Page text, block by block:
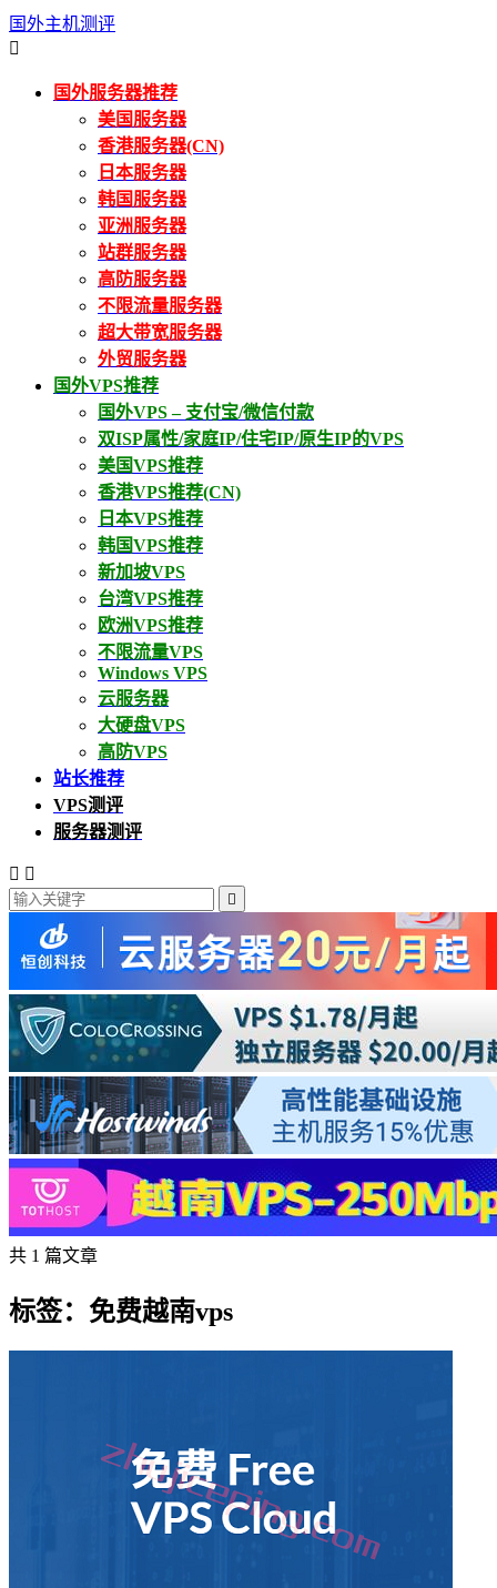
国外主机测评

国外服务器推荐
美国服务器
香港服务器(CN)
日本服务器
韩国服务器
亚洲服务器
站群服务器
高防服务器
不限流量服务器
超大带宽服务器
外贸服务器
国外VPS推荐
国外VPS – 支付宝/微信付款
双ISP属性/家庭IP/住宅IP/原生IP的VPS
美国VPS推荐
香港VPS推荐(CN)
日本VPS推荐
韩国VPS推荐
新加坡VPS
台湾VPS推荐
欧洲VPS推荐
不限流量VPS
Windows VPS
云服务器
大硬盘VPS
高防VPS
站长推荐
VPS测评
服务器测评
 

共 1 篇文章
标签：免费越南vps